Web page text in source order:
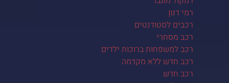
רמי דנון
רכבים לסטודנטים
רכב מסחרי
רכב למשפחות ברוכות ילדים
רכב חדש ללא מקדמה
רכב חדש